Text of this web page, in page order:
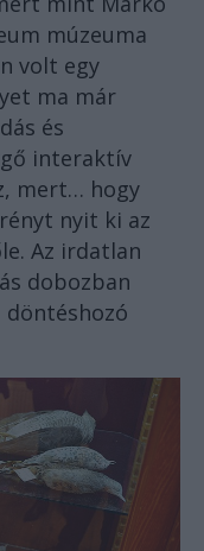
múzeuma
volt egy
ma már
és
interaktív
mert… hogy
nyit ki az
Az irdatlan
dobozban
döntéshozó